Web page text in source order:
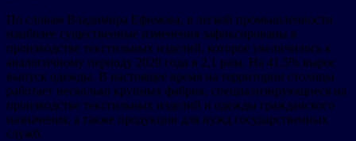
По словам Владимира Ефимова, в легкой промышленности
наиболее существенные изменения зафиксированы в
производстве текстильных изделий, которое увеличилось к
аналогичному периоду 2020 года в 2,1 раза. На 41,5% вырос
выпуск одежды. В настоящее время на территории столицы
работает несколько крупных фабрик, специализирующиеся на
производстве текстильных изделий и одежды гражданского
назначения, а также продукции для нужд государственных
служб.